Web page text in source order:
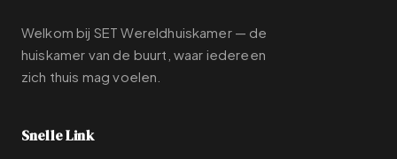
Welkom bij SET Wereldhuiskamer — de
huiskamer van de buurt, waar iedereen
zich thuis mag voelen.
Snelle Link